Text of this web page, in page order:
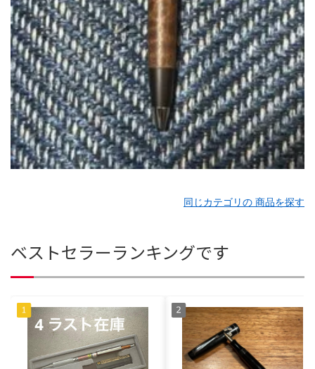
同じカテゴリの 商品を探す
ベストセラーランキングです